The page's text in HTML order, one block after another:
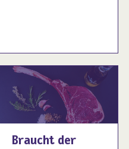
Braucht der